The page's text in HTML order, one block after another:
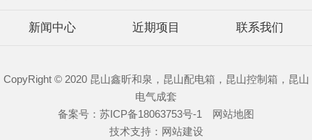
新闻中心 近期项目 联系我们
CopyRight © 2020 昆山鑫昕和泉，昆山配电箱，昆山控制箱，昆山
电气成套
备案号： 苏ICP备18063753号-1
网站地图
技术支持： 网站建设